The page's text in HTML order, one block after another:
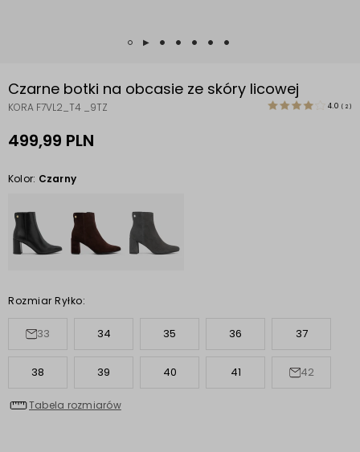
Czarne botki na obcasie ze skóry licowej
KORA F7VL2_T4 _9TZ 4.0 ( 2 )
499,99 PLN
Kolor: Czarny
Rozmiar Ryłko:
33 34 35 36 37
38 39 40 41 42
Tabela rozmiarów